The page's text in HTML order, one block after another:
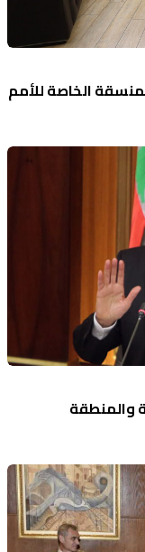
الخاصة للأمم
والمنطقة